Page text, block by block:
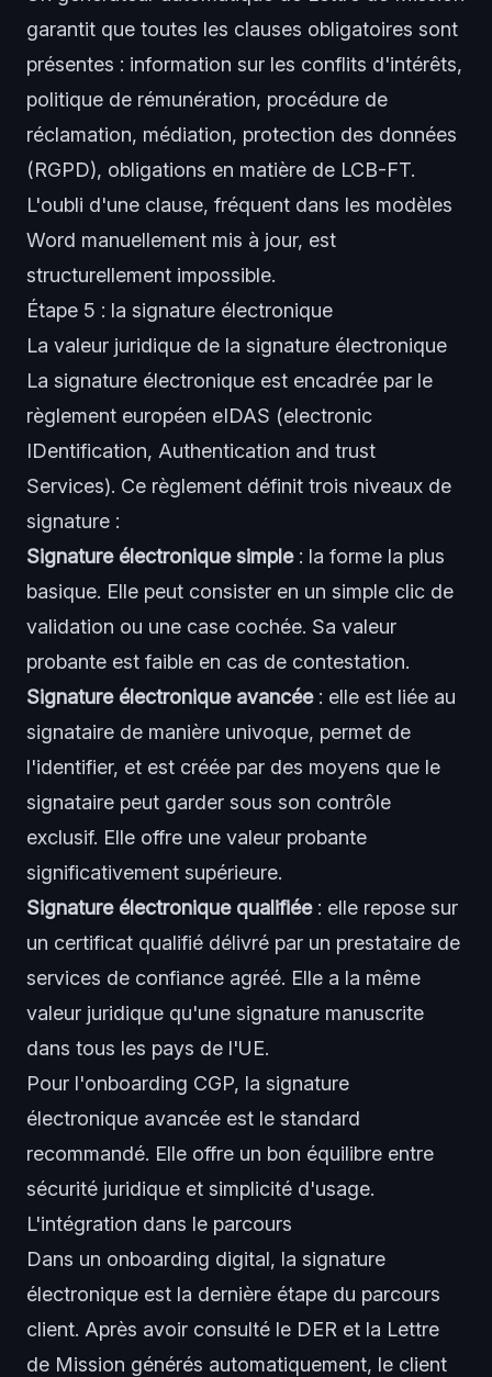
garantit que toutes les clauses obligatoires sont
présentes : information sur les conflits d'intérêts,
politique de rémunération, procédure de
réclamation, médiation, protection des données
(RGPD), obligations en matière de LCB-FT.
L'oubli d'une clause, fréquent dans les modèles
Word manuellement mis à jour, est
structurellement impossible.
Étape 5 : la signature électronique
La valeur juridique de la signature électronique
La signature électronique est encadrée par le
règlement européen eIDAS (electronic
IDentification, Authentication and trust
Services). Ce règlement définit trois niveaux de
signature :
Signature électronique simple: la forme la plus
basique. Elle peut consister en un simple clic de
validation ou une case cochée. Sa valeur
probante est faible en cas de contestation.
Signature électronique avancée: elle est liée au
signataire de manière univoque, permet de
l'identifier, et est créée par des moyens que le
signataire peut garder sous son contrôle
exclusif. Elle offre une valeur probante
significativement supérieure.
Signature électronique qualifiée: elle repose sur
un certificat qualifié délivré par un prestataire de
services de confiance agréé. Elle a la même
valeur juridique qu'une signature manuscrite
dans tous les pays de l'UE.
Pour l'onboarding CGP, la signature
électronique avancée est le standard
recommandé. Elle offre un bon équilibre entre
sécurité juridique et simplicité d'usage.
L'intégration dans le parcours
Dans un onboarding digital, la signature
électronique est la dernière étape du parcours
client. Après avoir consulté le DER et la Lettre
de Mission générés automatiquement, le client